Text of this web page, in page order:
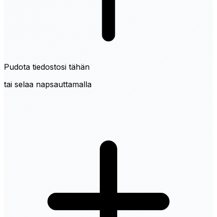
Pudota tiedostosi tähän
tai selaa napsauttamalla